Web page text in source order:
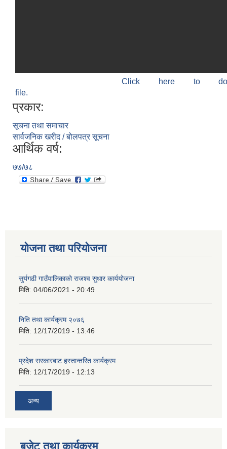
Click here to
file.
प्रकार:
सूचना तथा समाचार
सार्वजनिक खरीद / बोलपत्र सूचना
आर्थिक वर्ष:
७७/७८
योजना तथा परियोजना
सुर्यगढी गाउँपालिकाको राजश्व सुधार कार्ययोजना
मिति: 04/06/2021 - 20:49
निति तथा कार्यक्रम २०७६
मिति: 12/17/2019 - 13:46
प्रदेश सरकारबाट हस्तान्तरित कार्यक्रम
मिति: 12/17/2019 - 12:13
अन्य
बजेट तथा कार्यक्रम